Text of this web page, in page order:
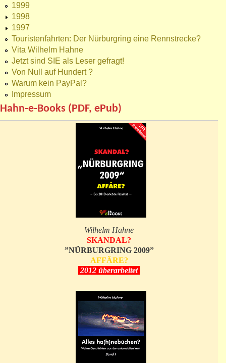
1999
1998
1997
Touristenfahrten: Der Nürburgring eine Rennstrecke?
Vita Wilhelm Hahne
Jetzt sind SIE als Leser gefragt!
Von Null auf Hundert ?
Warum kein PayPal?
Impressum
Hahn-e-Books (PDF, ePub)
Wilhelm Hahne
SKANDAL?
”NÜRBURGRING 2009”
AFFÄRE?
2012 überarbeitet